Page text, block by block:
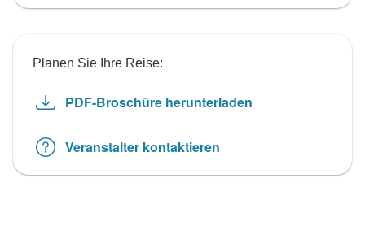
Planen Sie Ihre Reise:
PDF-Broschüre herunterladen
Veranstalter kontaktieren